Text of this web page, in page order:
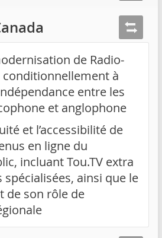
de Radio-
conditionnellement à
entre les
et anglophone
et l’accessibilité de
en ligne du
incluant Tou.TV extra
spécialisées, ainsi que le
de son rôle de